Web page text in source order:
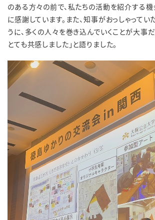
のある方々の前で、私たちの活動を紹介する
に感謝しています。また、知事がおっしゃってい
うに、多くの人々を巻き込んでいくことが大事だ
とても共感しました」と語りました。